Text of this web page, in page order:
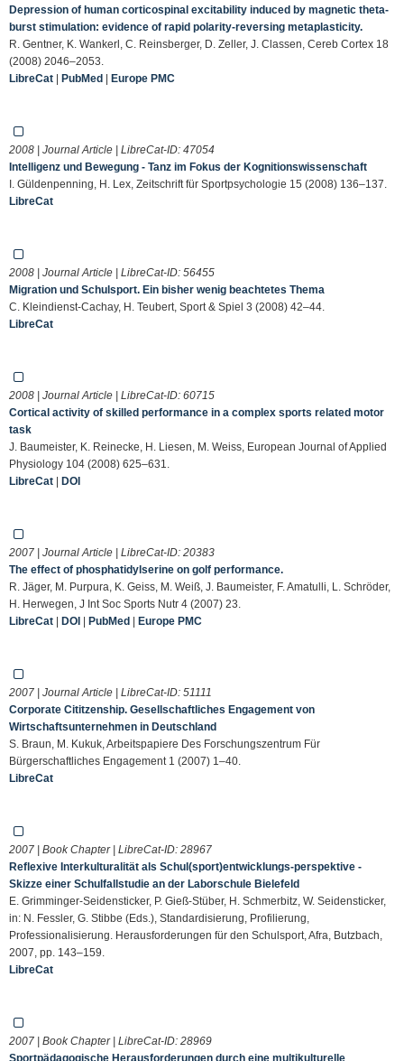
Depression of human corticospinal excitability induced by magnetic theta-
burst stimulation: evidence of rapid polarity-reversing metaplasticity.
R. Gentner, K. Wankerl, C. Reinsberger, D. Zeller, J. Classen, Cereb Cortex 18
(2008) 2046–2053.
LibreCat | PubMed | Europe PMC
2008 | Journal Article | LibreCat-ID: 47054
Intelligenz und Bewegung - Tanz im Fokus der Kognitionswissenschaft
I. Güldenpenning, H. Lex, Zeitschrift für Sportpsychologie 15 (2008) 136–137.
LibreCat
2008 | Journal Article | LibreCat-ID: 56455
Migration und Schulsport. Ein bisher wenig beachtetes Thema
C. Kleindienst-Cachay, H. Teubert, Sport & Spiel 3 (2008) 42–44.
LibreCat
2008 | Journal Article | LibreCat-ID: 60715
Cortical activity of skilled performance in a complex sports related motor
task
J. Baumeister, K. Reinecke, H. Liesen, M. Weiss, European Journal of Applied
Physiology 104 (2008) 625–631.
LibreCat | DOI
2007 | Journal Article | LibreCat-ID: 20383
The effect of phosphatidylserine on golf performance.
R. Jäger, M. Purpura, K. Geiss, M. Weiß, J. Baumeister, F. Amatulli, L. Schröder,
H. Herwegen, J Int Soc Sports Nutr 4 (2007) 23.
LibreCat | DOI | PubMed | Europe PMC
2007 | Journal Article | LibreCat-ID: 51111
Corporate Cititzenship. Gesellschaftliches Engagement von
Wirtschaftsunternehmen in Deutschland
S. Braun, M. Kukuk, Arbeitspapiere Des Forschungszentrum Für
Bürgerschaftliches Engagement 1 (2007) 1–40.
LibreCat
2007 | Book Chapter | LibreCat-ID: 28967
Reflexive Interkulturalität als Schul(sport)entwicklungs-perspektive -
Skizze einer Schulfallstudie an der Laborschule Bielefeld
E. Grimminger-Seidensticker, P. Gieß-Stüber, H. Schmerbitz, W. Seidensticker,
in: N. Fessler, G. Stibbe (Eds.), Standardisierung, Profilierung,
Professionalisierung. Herausforderungen für den Schulsport, Afra, Butzbach,
2007, pp. 143–159.
LibreCat
2007 | Book Chapter | LibreCat-ID: 28969
Sportpädagogische Herausforderungen durch eine multikulturelle